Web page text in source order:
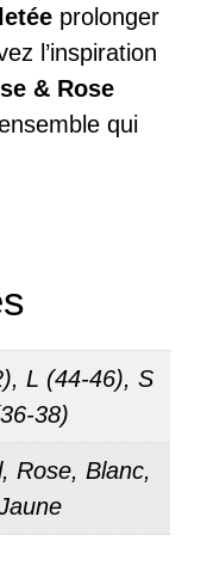
prolonger
l’inspiration
& Rose
qui
L (44-46), S
38)
Rose, Blanc,